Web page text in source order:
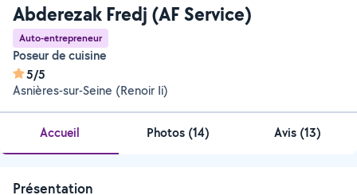
Abderezak Fredj (AF Service)
Auto-entrepreneur
Poseur de cuisine
5/5
Asnières-sur-Seine (Renoir Ii)
Accueil Photos (14) Avis (13)
Présentation